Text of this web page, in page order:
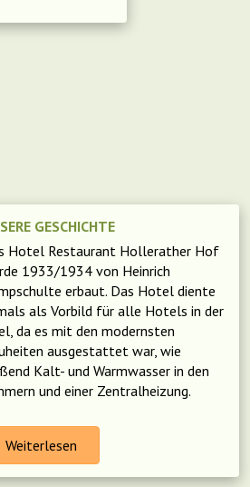
GESCHICHTE
Hotel Restaurant Hollerather Hof
1933/1934 von Heinrich
erbaut. Das Hotel diente
als Vorbild für alle Hotels in der
da es mit den modernsten
ausgestattet war, wie
Kalt- und Warmwasser in den
und einer Zentralheizung.
Weiterlesen